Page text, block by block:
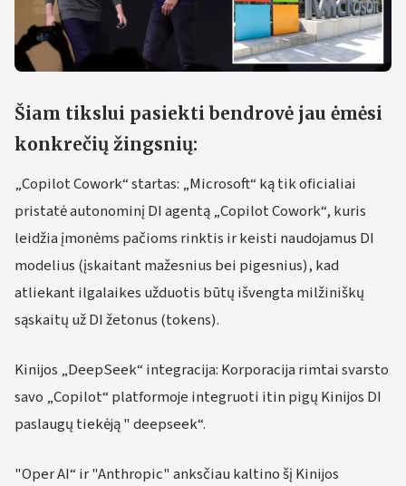
Šiam tikslui pasiekti bendrovė jau ėmėsi
konkrečių žingsnių:
„Copilot Cowork“ startas: „Microsoft“ ką tik oficialiai
pristatė autonominį DI agentą „Copilot Cowork“, kuris
leidžia įmonėms pačioms rinktis ir keisti naudojamus DI
modelius (įskaitant mažesnius bei pigesnius), kad
atliekant ilgalaikes užduotis būtų išvengta milžiniškų
sąskaitų už DI žetonus (tokens).
Kinijos „DeepSeek“ integracija: Korporacija rimtai svarsto
savo „Copilot“ platformoje integruoti itin pigų Kinijos DI
paslaugų tiekėją " deepseek“.
"Oper AI“ ir "Anthropic" anksčiau kaltino šį Kinijos